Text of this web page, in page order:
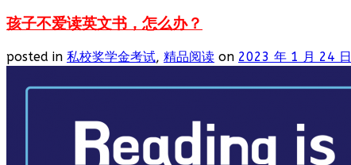
孩子不爱读英文书，怎么办？
posted in 私校奖学金考试, 精品阅读 on 2023 年 1 月 24 日